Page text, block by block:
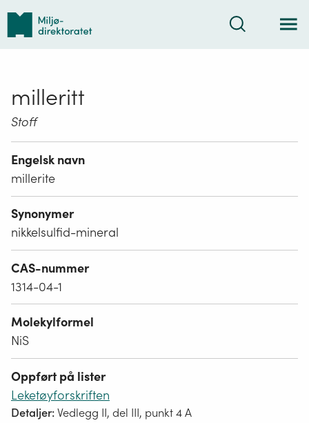
Tilbake
forsiden
Søk
milleritt
Stoff
Engelsk navn
millerite
Synonymer
nikkelsulfid-mineral
CAS-nummer
1314-04-1
Molekylformel
NiS
Oppført på lister
Leketøyforskriften
Detaljer:Vedlegg II, del III, punkt 4 A